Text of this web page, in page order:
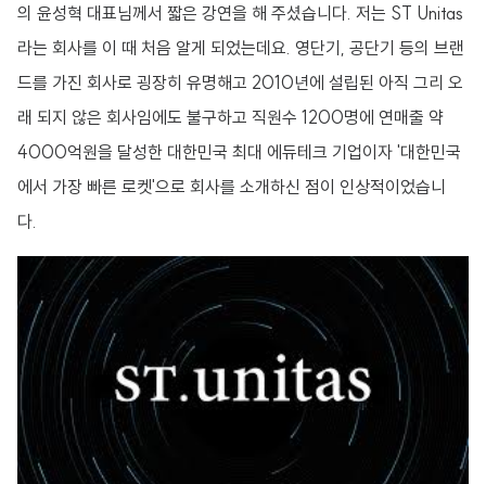
의 윤성혁 대표님께서 짧은 강연을 해 주셨습니다. 저는 ST Unitas
라는 회사를 이 때 처음 알게 되었는데요. 영단기, 공단기 등의 브랜
드를 가진 회사로 굉장히 유명해고 2010년에 설립된 아직 그리 오
래 되지 않은 회사임에도 불구하고 직원수 1200명에 연매출 약
4000억원을 달성한 대한민국 최대 에듀테크 기업이자 '대한민국
에서 가장 빠른 로켓'으로 회사를 소개하신 점이 인상적이었습니
다.